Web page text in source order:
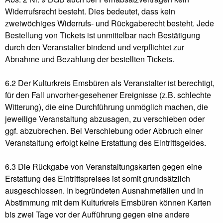
Widerrufsrecht besteht. Dies bedeutet, dass kein
zweiwöchiges Widerrufs- und Rückgaberecht besteht. Jede
Bestellung von Tickets ist unmittelbar nach Bestätigung
durch den Veranstalter bindend und verpflichtet zur
Abnahme und Bezahlung der bestellten Tickets.
6.2 Der Kulturkreis Emsbüren als Veranstalter ist berechtigt,
für den Fall unvorher-gesehener Ereignisse (z.B. schlechte
Witterung), die eine Durchführung unmöglich machen, die
jeweilige Veranstaltung abzusagen, zu verschieben oder
ggf. abzubrechen. Bei Verschiebung oder Abbruch einer
Veranstaltung erfolgt keine Erstattung des Eintrittsgeldes.
6.3 Die Rückgabe von Veranstaltungskarten gegen eine
Erstattung des Eintrittspreises ist somit grundsätzlich
ausgeschlossen. In begründeten Ausnahmefällen und in
Abstimmung mit dem Kulturkreis Emsbüren können Karten
bis zwei Tage vor der Aufführung gegen eine andere